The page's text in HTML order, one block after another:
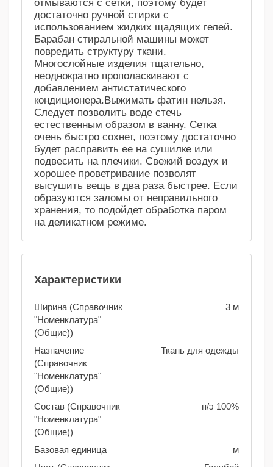
отмываются с сетки, поэтому будет
достаточно ручной стирки с
использованием жидких щадящих гелей.
Барабан стиральной машины может
повредить структуру ткани.
Многослойные изделия тщательно,
неоднократно прополаскивают с
добавлением антистатического
кондиционера.Выжимать фатин нельзя.
Следует позволить воде стечь
естественным образом в ванну. Сетка
очень быстро сохнет, поэтому достаточно
будет расправить ее на сушилке или
подвесить на плечики. Свежий воздух и
хорошее проветривание позволят
высушить вещь в два раза быстрее. Если
образуются заломы от неправильного
хранения, то подойдет обработка паром
на деликатном режиме.
Характеристики
Ширина (Справочник
"Номенклатура"
(Общие))
3 м
Назначение
(Справочник
"Номенклатура"
(Общие))
Ткань для одежды
Состав (Справочник
"Номенклатура"
(Общие))
п/э 100%
Базовая единица
м